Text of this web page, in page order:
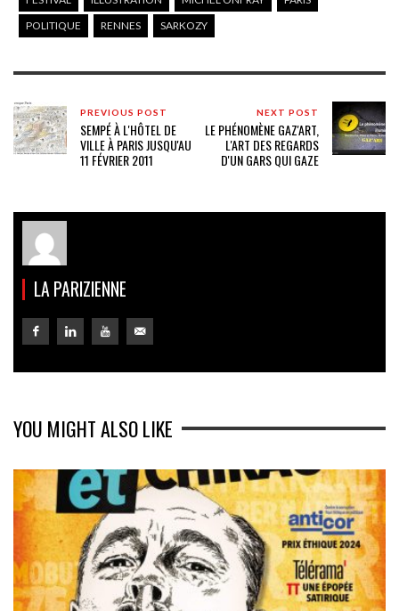
POLITIQUE
RENNES SARKOZY
PREVIOUS POST
SEMPÉ À L'HÔTEL DE
VILLE À PARIS JUSQU'AU
11 FÉVRIER 2011
NEXT POST
LE PHÉNOMÈNE GAZ'ART,
L'ART DES REGARDS
D'UN GARS QUI GAZE
LA PARIZIENNE
YOU MIGHT ALSO LIKE